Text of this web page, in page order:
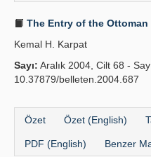
The Entry of the Ottoman
Kemal H. Karpat
Sayı: Aralık 2004, Cilt 68 -
10.37879/belleten.2004.687
Özet Özet (English)
PDF (English) Benzer